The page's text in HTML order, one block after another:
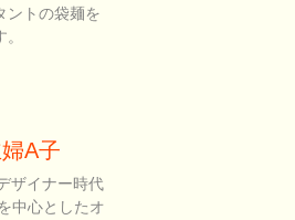
ントの袋麺を
A子
ザイナー時代
中心としたオ